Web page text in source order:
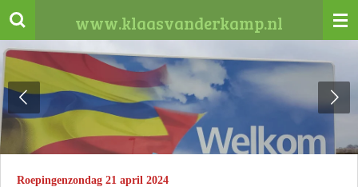
Ga
naar
hoofdinhoud
www.klaasvanderkamp.nl
Roepingenzondag 21 april 2024